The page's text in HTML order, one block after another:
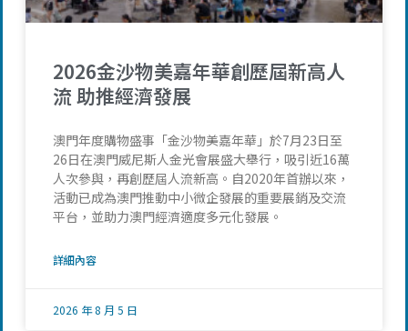
2026金沙物美嘉年華創歷屆新高人
流 助推經濟發展
澳門年度購物盛事「金沙物美嘉年華」於7月23日至
26日在澳門威尼斯人金光會展盛大舉行，吸引近16萬
人次參與，再創歷屆人流新高。自2020年首辦以來，
活動已成為澳門推動中小微企發展的重要展銷及交流
平台，並助力澳門經濟適度多元化發展。
詳細內容
2026 年 8 月 5 日